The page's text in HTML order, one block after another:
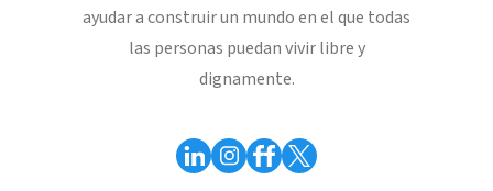
ayudar a construir un mundo en el que todas
las personas puedan vivir libre y
dignamente.